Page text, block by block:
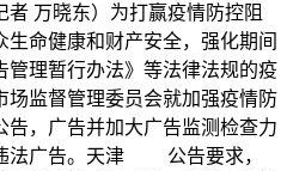
者 万晓东）为打赢疫情防控阻
命健康和财产安全，强化期间
管理暂行办法》等法律法规的疫
场监督管理委员会就加强疫情防
，广告并加大广告监测检查力
法广告。天津 公告要求，